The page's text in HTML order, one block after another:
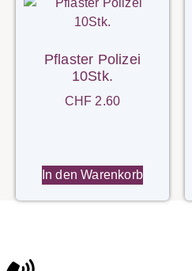
Pflaster Polizei
10Stk.
CHF 2.60
In den Warenkorb